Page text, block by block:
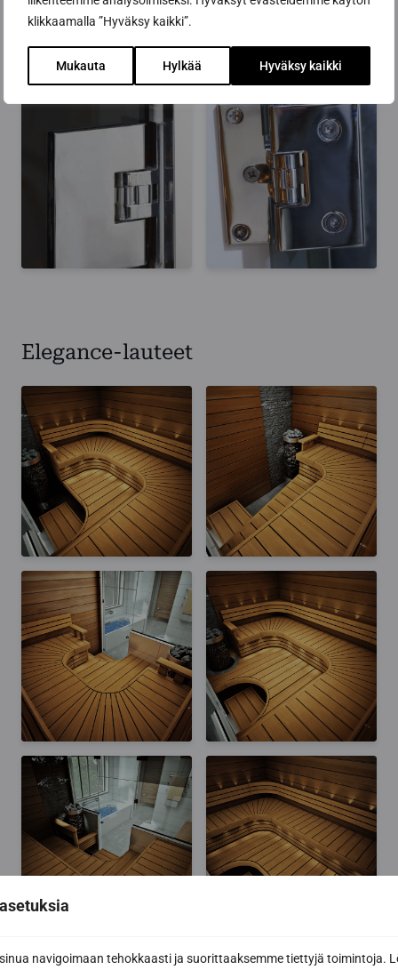
klikkaamalla ”Hyväksy kaikki”.
Mukauta Hylkää Hyväksy kaikki
navigoimaan tehokkaasti ja suorittaaksemme tiettyjä toimintoja.
Elegance-lauteet